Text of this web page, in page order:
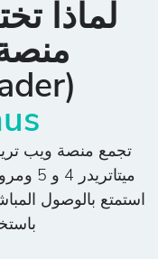
لماذا
(WebTrader) مع
استمتع بالوصول